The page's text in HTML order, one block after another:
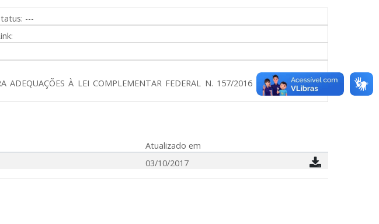
---
À LEI COMPLEMENTAR FEDERAL N. 157/2016 E DÁ OUTRAS
Atualizado em
03/10/2017